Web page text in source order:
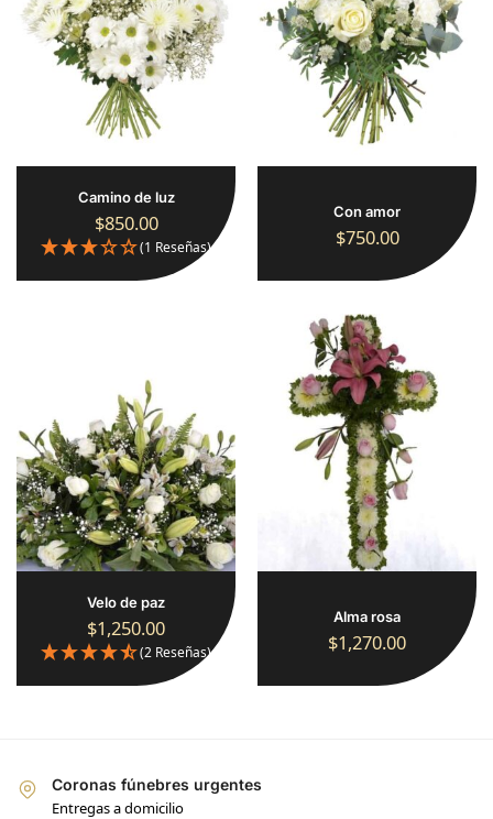
Camino de luz
$850.00
(1 Reseñas)
Con amor
$750.00
Velo de paz
$1,250.00
(2 Reseñas)
Alma rosa
$1,270.00
Coronas fúnebres urgentes
Entregas a domicilio